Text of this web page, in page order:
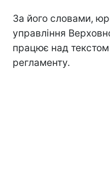
За його словами,
управління
працює над
регламенту.